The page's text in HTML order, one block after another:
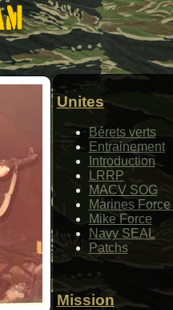
Unites
Bérets verts
Entrainement
Introduction
LRRP
MACV SOG
Marines
Mike Force
Navy SEAL
Patchs
Mission